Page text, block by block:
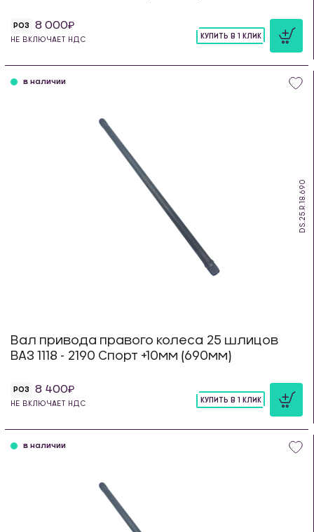
РОЗ 8 000
НЕ ВКЛЮЧАЕТ НДС
КУПИТЬ В 1 КЛИК
DS.25.R.18.690
в наличии
Вал привода правого колеса 25 шлицов
ВАЗ 1118 - 2190 Спорт +10мм (690мм)
РОЗ 8 400
НЕ ВКЛЮЧАЕТ НДС
КУПИТЬ В 1 КЛИК
в наличии